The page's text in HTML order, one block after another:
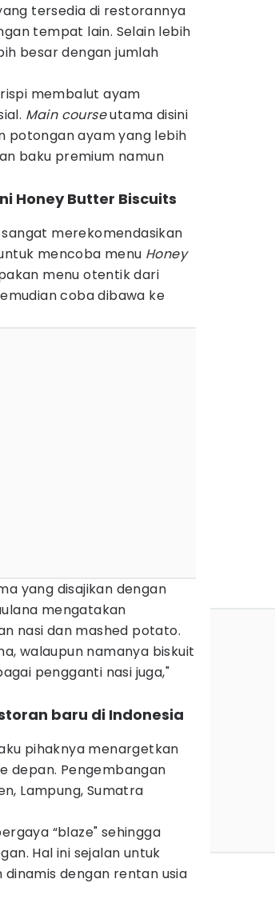
tersedia di restorannya
tempat lain. Selain lebih
besar dengan jumlah
membalut ayam
Main courseutama disini
potongan ayam yang lebih
baku premium namun
Honey Butter Biscuits
merekomendasikan
mencoba menu Honey
menu otentik dari
coba dibawa ke
yang disajikan dengan
mengatakan
nasi dan mashed potato.
walaupun namanya biskuit
pengganti nasi juga,"
baru di Indonesia
pihaknya menargetkan
depan. Pengembangan
Lampung, Sumatra
“blaze" sehingga
Hal ini sejalan untuk
dengan rentan usia